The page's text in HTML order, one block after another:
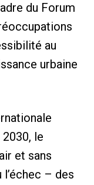
du Forum
au
urbaine
2030, le
et sans
– des